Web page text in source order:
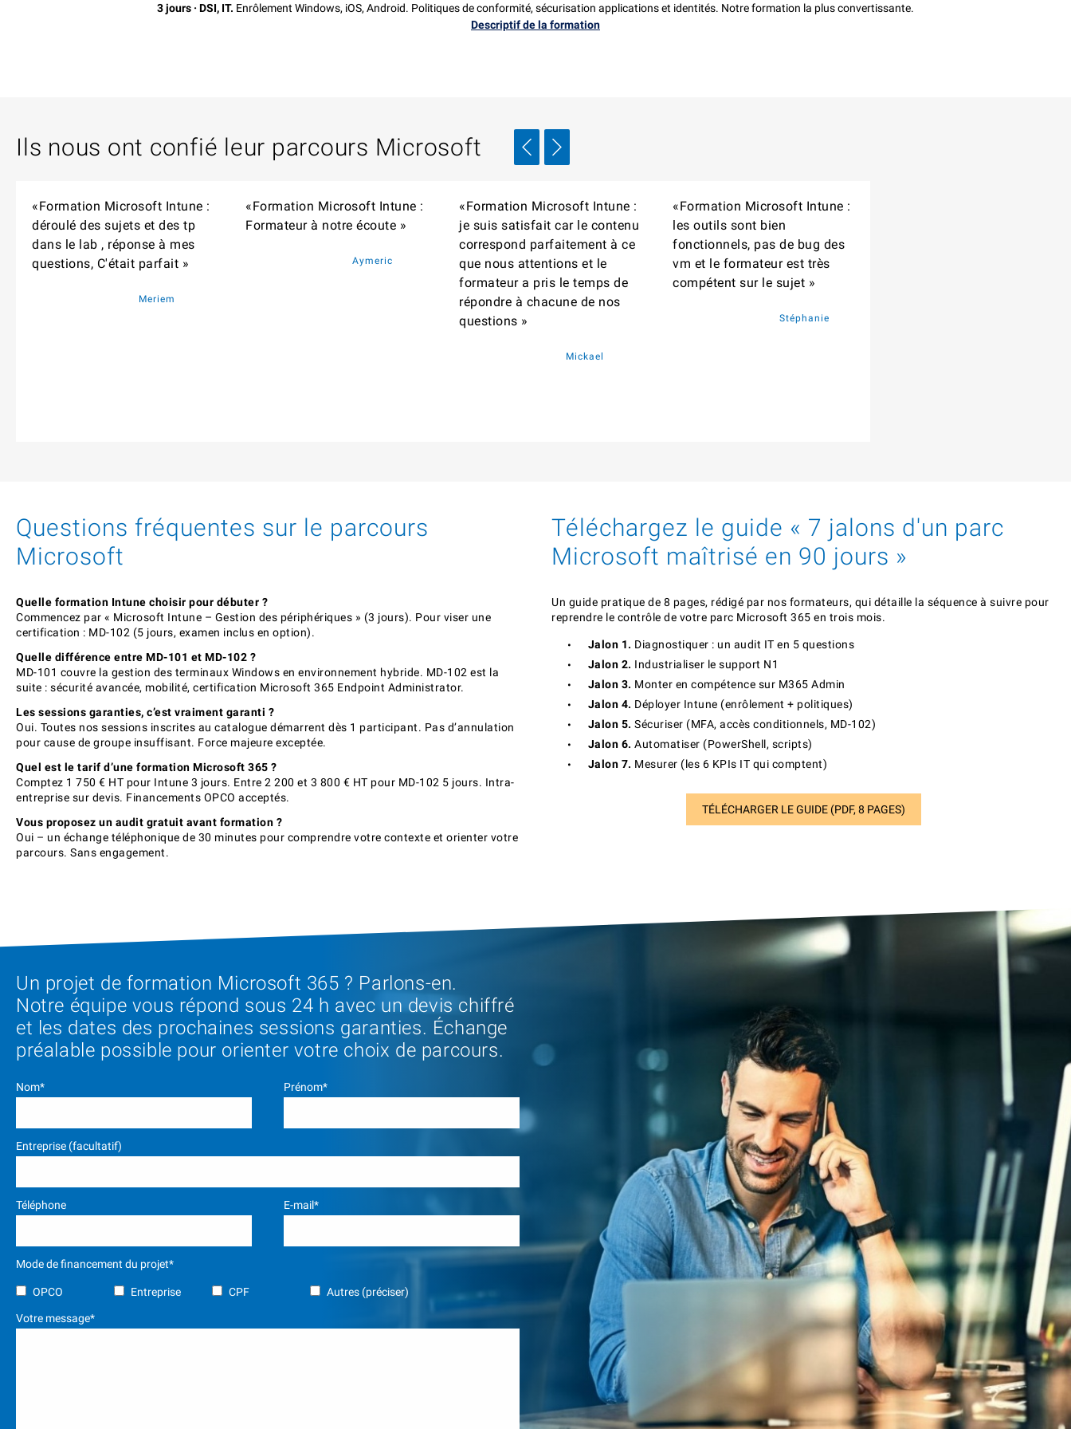
3 jours · DSI, IT. Enrôlement Windows, iOS, Android. Politiques de conformité, sécurisation applications et identités. Notre formation la plus convertissante.
Descriptif de la formation
Ils nous ont confié leur parcours Microsoft
«Formation Microsoft Intune :
déroulé des sujets et des tp
dans le lab , réponse à mes
questions, C'était parfait »
Meriem
«Formation Microsoft Intune :
Formateur à notre écoute »
Aymeric
«Formation Microsoft Intune :
je suis satisfait car le contenu
correspond parfaitement à ce
que nous attentions et le
formateur a pris le temps de
répondre à chacune de nos
questions »
Mickael
«Formation Microsoft Intune :
les outils sont bien
fonctionnels, pas de bug des
vm et le formateur est très
compétent sur le sujet »
Stéphanie
Questions fréquentes sur le parcours
Microsoft
Quelle formation Intune choisir pour débuter ?
Commencez par « Microsoft Intune – Gestion des périphériques » (3 jours). Pour viser une
certification : MD-102 (5 jours, examen inclus en option).
Quelle différence entre MD-101 et MD-102 ?
MD-101 couvre la gestion des terminaux Windows en environnement hybride. MD-102 est la
suite : sécurité avancée, mobilité, certification Microsoft 365 Endpoint Administrator.
Les sessions garanties, c’est vraiment garanti ?
Oui. Toutes nos sessions inscrites au catalogue démarrent dès 1 participant. Pas d’annulation
pour cause de groupe insuffisant. Force majeure exceptée.
Quel est le tarif d’une formation Microsoft 365 ?
Comptez 1 750 € HT pour Intune 3 jours. Entre 2 200 et 3 800 € HT pour MD-102 5 jours. Intra-
entreprise sur devis. Financements OPCO acceptés.
Vous proposez un audit gratuit avant formation ?
Oui – un échange téléphonique de 30 minutes pour comprendre votre contexte et orienter votre
parcours. Sans engagement.
Téléchargez le guide « 7 jalons d'un parc
Microsoft maîtrisé en 90 jours »
Un guide pratique de 8 pages, rédigé par nos formateurs, qui détaille la séquence à suivre pour
reprendre le contrôle de votre parc Microsoft 365 en trois mois.
Jalon 1. Diagnostiquer : un audit IT en 5 questions
Jalon 2. Industrialiser le support N1
Jalon 3. Monter en compétence sur M365 Admin
Jalon 4. Déployer Intune (enrôlement + politiques)
Jalon 5. Sécuriser (MFA, accès conditionnels, MD-102)
Jalon 6. Automatiser (PowerShell, scripts)
Jalon 7. Mesurer (les 6 KPIs IT qui comptent)
TÉLÉCHARGER LE GUIDE (PDF, 8 PAGES)
Un projet de formation Microsoft 365 ? Parlons-en.
Notre équipe vous répond sous 24 h avec un devis chiffré
et les dates des prochaines sessions garanties. Échange
préalable possible pour orienter votre choix de parcours.
Nom* Prénom*
Entreprise (facultatif)
Téléphone E-mail*
Mode de financement du projet*
OPCO Entreprise CPF Autres (préciser)
Votre message*